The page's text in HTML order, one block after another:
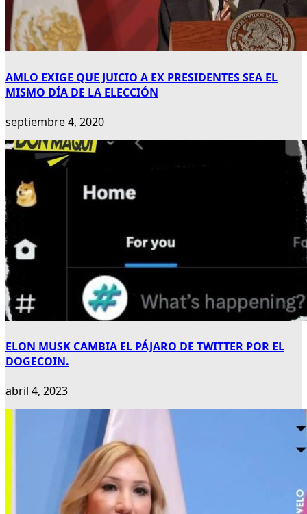
AMLO EXIGE QUE JUICIO A EX PRESIDENTES SEA EL
MISMO DÍA DE LA ELECCIÓN
septiembre 4, 2020
ELON MUSK CAMBIA EL PÁJARO DE TWITTER POR EL
DOGECOIN.
abril 4, 2023